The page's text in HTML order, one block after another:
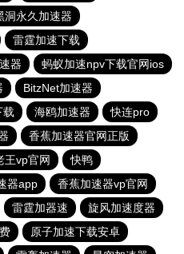
洞永久加速器
雷霆加速下载
器
蚂蚁加速npv下载官网ios
BitzNet加速器
载 海鸥加速器
快连pro
香蕉加速器官网正版
王vp官网
快鸭
器app
香蕉加速器vp官网
雷霆加器速
旋风加速度器
原子加速下载安卓